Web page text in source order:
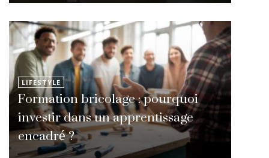
LIFESTYLE
Formation bricolage : pourquoi
investir dans un apprentissage
encadré ?